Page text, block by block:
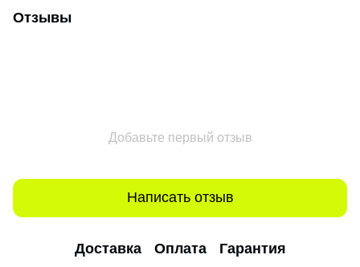
Отзывы
Добавьте первый отзыв
Написать отзыв
Доставка Оплата Гарантия